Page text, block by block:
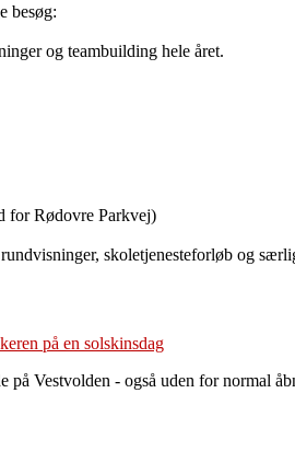
besøg:
og teambuilding hele året.
for Rødovre Parkvej)
skoletjenesteforløb og
Vestvolden - også uden for normal